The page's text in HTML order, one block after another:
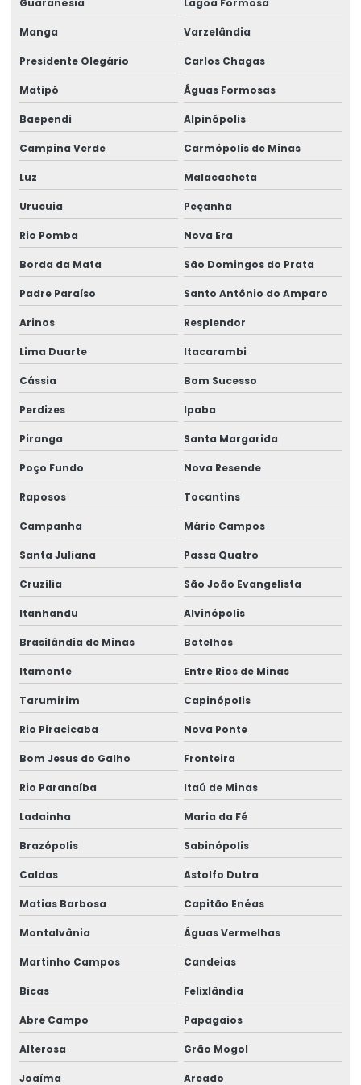
Talha Elétrica Para Elevação
Talha Elétrica Para Içamento De Cargas
Talha Elétrica Para Indústria Alimentícia
Talha elétrica para ponte rolante
Talha Elétrica Resistente A Corrosão Para Indústria
Talha Fixa Aço Carbono
Talha Fixa Aço Carbono Aplicações Industriais
Talha Fixa Aço Carbono Preço
Talha Fixa Cinta Industrial
Talha Fixa De Cabo De Aço
Talha Fixa Duplaviga Para Indústrias
Talha Fixa Para Cargas Extrema
Talha Fixa Para Indústria Pesada
Talha Nova Com Inversor De Frequência
Talha Para Ambientes Com Restrição De Altura
Talha Univiga Com Monitoramento
Talhas elétricas de cabo de aço
Talhas elétricas de cabo de aço swf
Talhas elétricas de corrente swf
Topografia caminho de rolamento
Treinamento De Operação Com Talhas Elétricas
Treinamento De Pontes Rolantes
Treinamento Em Segurança De Elevadores
Trilhos para pontes rolantes
Trilhos de rolamento para pontes rolantes
Trole Elétrico
Trole Elétrico Para Produção E Montagem
Trole Motorizado Para Talha
Manga Varzelândia
Presidente Olegário Carlos Chagas
Matipó Águas Formosas
Baependi Alpinópolis
Campina Verde Carmópolis de Minas
Luz Malacacheta
Urucuia Peçanha
Rio Pomba Nova Era
Borda da Mata São Domingos do Prata
Padre Paraíso Santo Antônio do Amparo
Arinos Resplendor
Lima Duarte Itacarambi
Cássia Bom Sucesso
Perdizes Ipaba
Piranga Santa Margarida
Poço Fundo Nova Resende
Raposos Tocantins
Campanha Mário Campos
Santa Juliana Passa Quatro
Cruzília São João Evangelista
Itanhandu Alvinópolis
Brasilândia de Minas Botelhos
Itamonte Entre Rios de Minas
Tarumirim Capinópolis
Rio Piracicaba Nova Ponte
Bom Jesus do Galho Fronteira
Rio Paranaíba Itaú de Minas
Ladainha Maria da Fé
Brazópolis Sabinópolis
Caldas Astolfo Dutra
Matias Barbosa Capitão Enéas
Montalvânia Águas Vermelhas
Martinho Campos Candeias
Bicas Felixlândia
Abre Campo Papagaios
Alterosa Grão Mogol
Joaíma Areado